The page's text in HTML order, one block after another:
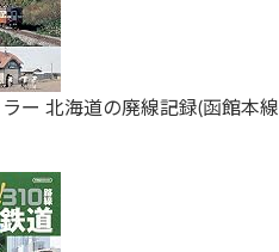
ー 北海道の廃線記録(函館本線